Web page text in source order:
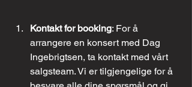
Kontakt for booking: For å
arrangere en konsert med Dag
Ingebrigtsen, ta kontakt med vårt
salgsteam. Vi er tilgjengelige for å